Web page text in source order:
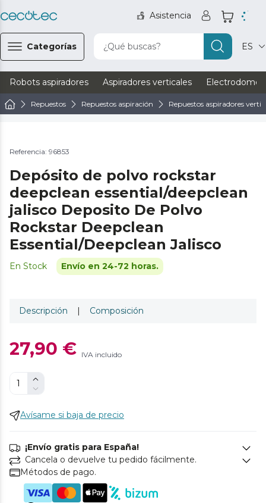
Asistencia
Categorías ¿Qué buscas? ES
Robots aspiradores Aspiradores verticales
Repuestos Repuestos aspiración Repuestos aspiradores
Referencia: 96853
Depósito de polvo rockstar
deepclean essential/deepclean
jalisco Deposito De Polvo
Rockstar Deepclean
Essential/Deepclean Jalisco
En Stock Envío en 24-72 horas.
Descripción | Composición
27,90 € IVA incluido
Avísame si baja de precio
¡Envío gratis para España!
Cancela o devuelve tu pedido fácilmente.
Métodos de pago.